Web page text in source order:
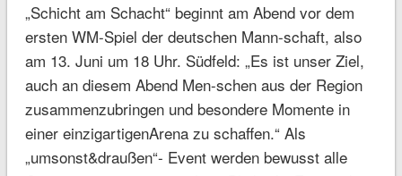
„Schicht am Schacht“ beginnt am Abend vor dem
ersten WM-Spiel der deutschen Mann-schaft, also
am 13. Juni um 18 Uhr. Südfeld: „Es ist unser Ziel,
auch an diesem Abend Men-schen aus der Region
zusammenzubringen und besondere Momente in
einer einzigartigenArena zu schaffen.“ Als
„umsonst&draußen“- Event werden bewusst alle